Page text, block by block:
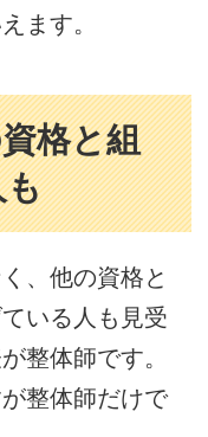
ます。
格と組
も
、他の資格と
いる人も見受
整体師です。
整体師だけで